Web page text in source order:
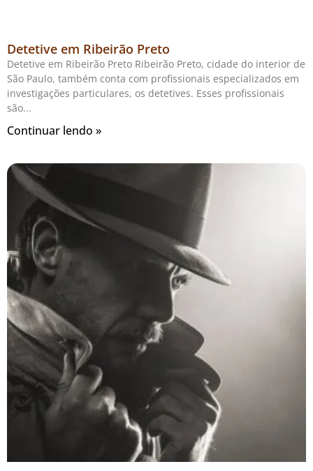
Detetive em Ribeirão Preto
Detetive em Ribeirão Preto Ribeirão Preto, cidade do interior de
São Paulo, também conta com profissionais especializados em
investigações particulares, os detetives. Esses profissionais
são
Continuar lendo »